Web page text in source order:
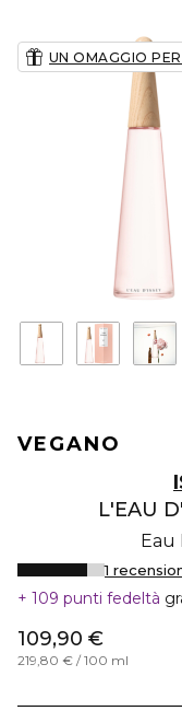
UN OMAGGIO
VEGANO
L'EAU
Eau
1
109 punti fedeltà
109,90 €
219,80 € / 100 ml